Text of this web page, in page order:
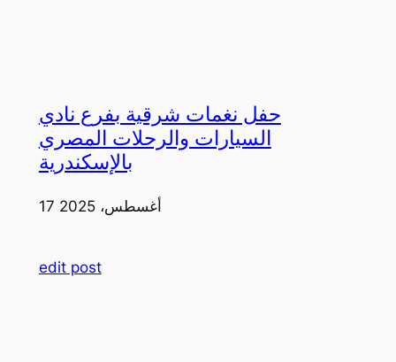
حفل نغمات شرقية بفرع نادي
السيارات والرحلات المصري
بالإسكندرية
17 أغسطس، 2025
edit post